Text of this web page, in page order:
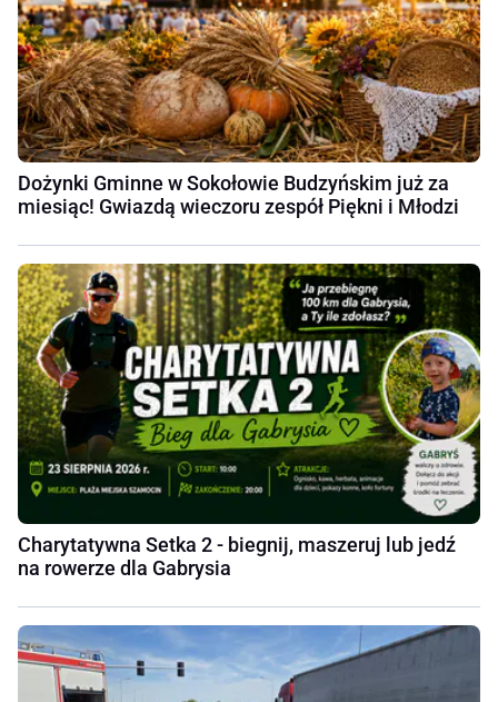
Dożynki Gminne w Sokołowie Budzyńskim już za
miesiąc! Gwiazdą wieczoru zespół Piękni i Młodzi
Charytatywna Setka 2 - biegnij, maszeruj lub jedź
na rowerze dla Gabrysia